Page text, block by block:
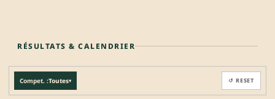
RÉSULTATS & CALENDRIER
Compet. :Toutes▾ ↺ RESET